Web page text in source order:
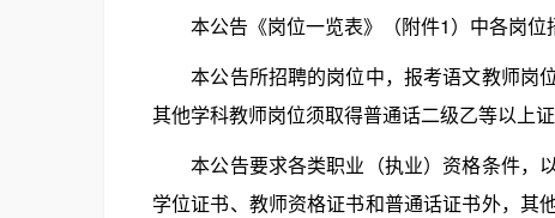
本公告《岗位一览表》（附件1）中各岗位
本公告所招聘的岗位中，报考语文教师岗
其他学科教师岗位须取得普通话二级乙等以上证
本公告要求各类职业（执业）资格条件，
学位证书、教师资格证书和普通话证书外，其